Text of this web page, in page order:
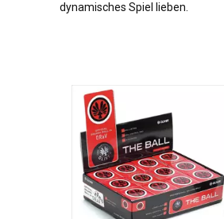
dynamisches Spiel lieben.